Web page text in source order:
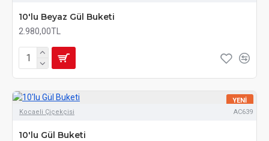
10'lu Beyaz Gül Buketi
2.980,00TL
YENI
Kocaeli Çiçekçisi
AC639
10'lu Gül Buketi